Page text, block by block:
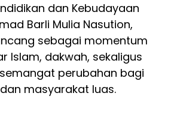
dan Kebudayaan
Barli Mulia Nasution,
sebagai momentum
Islam, dakwah, sekaligus
perubahan bagi
masyarakat luas.